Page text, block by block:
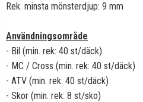
Rek. minsta mönsterdjup: 9 mm
Användningsområde
- Bil (min. rek: 40 st/däck)
- MC / Cross (min. rek: 40 st/däck)
- ATV (min. rek: 40 st/däck)
- Skor (min. rek: 8 st/sko)